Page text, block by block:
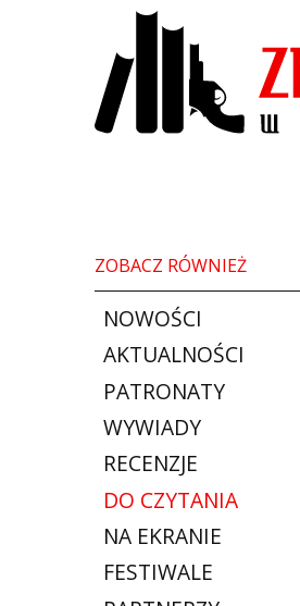
ZOBACZ RÓWNIEŻ
NOWOŚCI
AKTUALNOŚCI
PATRONATY
WYWIADY
RECENZJE
DO CZYTANIA
NA EKRANIE
FESTIWALE